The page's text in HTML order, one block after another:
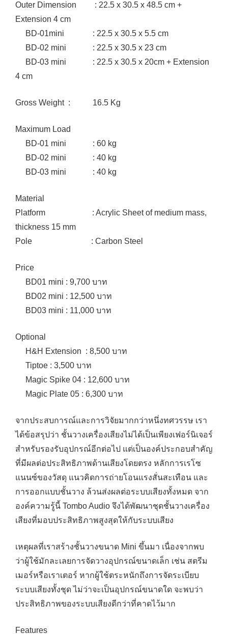
Outer Dimension : 22.5 x 30.5 x 48.5 cm +
Extension 4 cm
BD-01mini : 22.5 x 30.5 x 5.5 cm
BD-02 mini : 22.5 x 30.5 x 23 cm
BD-03 mini : 22.5 x 30.5 x 20cm + Extension
4 cm
Gross Weight : 16.5 Kg
Maximum Load
BD-01 mini : 60 kg
BD-02 mini : 40 kg
BD-03 mini : 40 kg
Material
Platform : Acrylic Sheet of medium mass,
thickness 15 mm
Pole : Carbon Steel
Price
BD01 mini : 9,700 บาท
BD02 mini : 12,500 บาท
BD03 mini : 11,000 บาท
Optional
H&H Extension : 8,500 บาท
Tiptoe : 3,500 บาท
Magic Spike 04 : 12,600 บาท
Magic Plate 05 : 6,300 บาท
จากประสบการณ์และการวิจัยมากกว่าหนึ่งทศวรรษ เรา
ได้ข้อสรุปว่า ชั้นวางเครื่องเสียงไม่ได้เป็นเพียงเฟอร์นิเจอร์
สำหรับรองรับอุปกรณ์อีกต่อไป แต่เป็นองค์ประกอบสำคัญ
ที่มีผลต่อประสิทธิภาพด้านเสียงโดยตรง หลักการเรโซ
แนนซ์ของวัสดุ แนวคิดการถ่ายโอนแรงสั่นสะเทือน และ
การออกแบบชั้นวาง ล้วนส่งผลต่อระบบเสียงทั้งหมด จาก
องค์ความรู้นี้ Tombo Audio จึงได้พัฒนาชุดชั้นวางเครื่อง
เสียงที่มอบประสิทธิภาพสูงสุดให้กับระบบเสียง
เหตุผลที่เราสร้างชั้นวางขนาด Mini ขึ้นมา เนื่องจากพบ
ว่าผู้ใช้มักละเลยการจัดวางอุปกรณ์ขนาดเล็ก เช่น สตรีม
เมอร์หรือเราเตอร์ หากผู้ใช้ตระหนักถึงการจัดระเบียบ
ระบบเสียงทั้งชุด ไม่ว่าจะเป็นอุปกรณ์ขนาดใด จะพบว่า
ประสิทธิภาพของระบบเสียงดีกว่าที่คาดไว้มาก
Features